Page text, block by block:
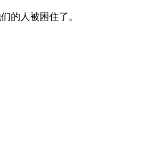
的人被困住了。